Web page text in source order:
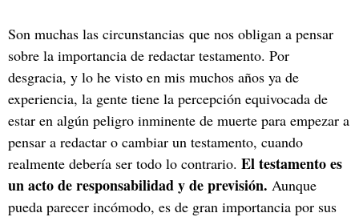
Son muchas las circunstancias que nos obligan a pensar
sobre la importancia de redactar testamento. Por
desgracia, y lo he visto en mis muchos años ya de
experiencia, la gente tiene la percepción equivocada de
estar en algún peligro inminente de muerte para empezar a
pensar a redactar o cambiar un testamento, cuando
realmente debería ser todo lo contrario. El testamento es
un acto de responsabilidad y de previsión. Aunque
pueda parecer incómodo, es de gran importancia por sus